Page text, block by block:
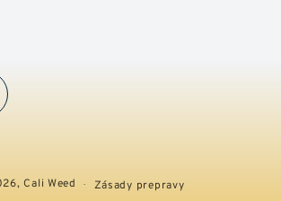
Cali Weed Zásady prepravy